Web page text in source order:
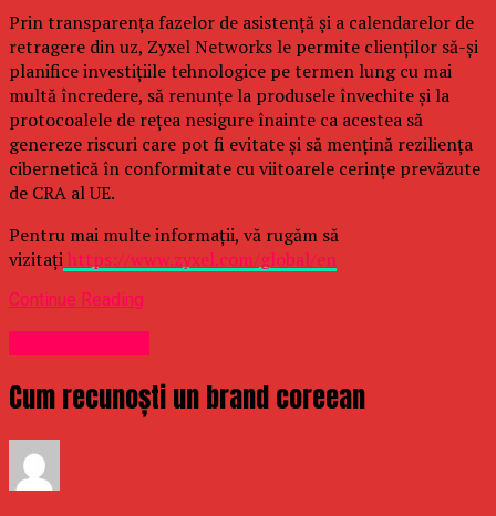
Prin transparența fazelor de asistență și a calendarelor de
retragere din uz, Zyxel Networks le permite clienților să-și
planifice investițiile tehnologice pe termen lung cu mai
multă încredere, să renunțe la produsele învechite și la
protocoalele de rețea nesigure înainte ca acestea să
genereze riscuri care pot fi evitate și să mențină reziliența
cibernetică în conformitate cu viitoarele cerințe prevăzute
de CRA al UE.
Pentru mai multe informații, vă rugăm să
vizitațihttps://www.zyxel.com/global/en
Continue Reading
Cum recunoști un brand coreean